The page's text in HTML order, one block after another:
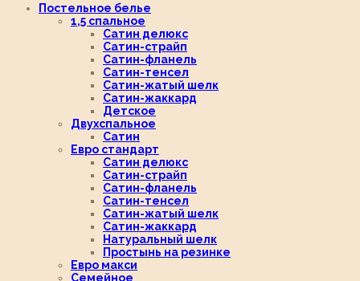
Постельное белье
1,5 спальное
Сатин делюкс
Сатин-страйп
Сатин-фланель
Сатин-тенсел
Сатин-жатый шелк
Сатин-жаккард
Детское
Двухспальное
Сатин
Евро стандарт
Сатин делюкс
Сатин-страйп
Сатин-фланель
Сатин-тенсел
Сатин-жатый шелк
Сатин-жаккард
Натуральный шелк
Простынь на резинке
Евро макси
Семейное